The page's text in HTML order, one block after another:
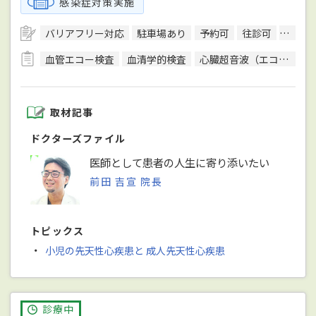
バリアフリー対応 駐車場あり 予約可 往診可
訪問
血管エコー検査
血清学的検査 心臓超音波（エコー）検査
取材記事
ドクターズファイル
医師として患者の人生に寄り添いたい
前田 吉宣 院長
トピックス
・ 小児の先天性心疾患と 成人先天性心疾患
診療中